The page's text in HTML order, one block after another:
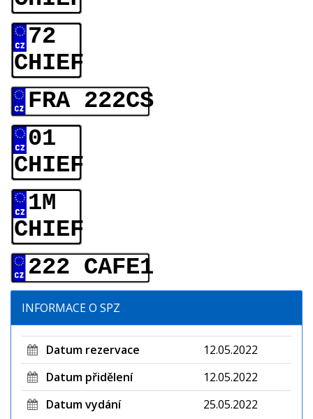
72
CHIEF
FRA 222CS
01
CHIEF
1M
CHIEF
222 CAFE1
INFORMACE O SPZ
Datum rezervace
12.05.2022
Datum přidělení
12.05.2022
Datum vydání
25.05.2022